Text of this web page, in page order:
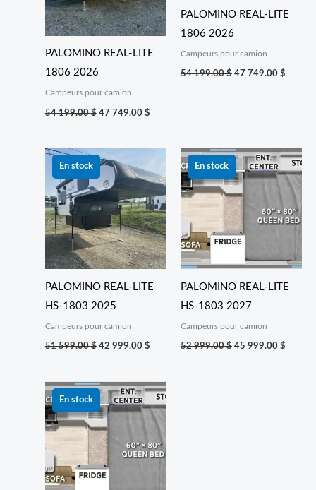
PALOMINO REAL-LITE
1806 2026
Campeurs pour camion
54 199.00$ 47 749.00 $
PALOMINO REAL-LITE
1806 2026
Campeurs pour camion
54 199.00$ 47 749.00 $
En stock
PALOMINO REAL-LITE
HS-1803 2025
Campeurs pour camion
51 599.00$
Le
prix
initial
était :
51 599.00 $.
42 999.00 $
actuel
est :
42 999.00 $.
En stock
PALOMINO REAL-LITE
HS-1803 2027
Campeurs pour camion
52 999.00$
Le
prix
initial
était :
52 999.00 $.
45 999.00 $
Le
prix
actuel
est :
45
En stock
Le
prix
initial
était :
52 999.00 $.
Le
prix
actuel
est :
45 999.00 $.